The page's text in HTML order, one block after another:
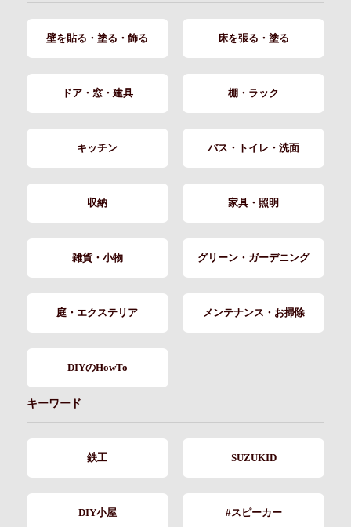
壁を貼る・塗る・飾る 床を張る・塗る
ドア・窓・建具 棚・ラック
キッチン バス・トイレ・洗面
収納 家具・照明
雑貨・小物 グリーン・ガーデニング
庭・エクステリア メンテナンス・お掃除
DIYのHowTo
キーワード
鉄工 SUZUKID
DIY小屋 #スピーカー